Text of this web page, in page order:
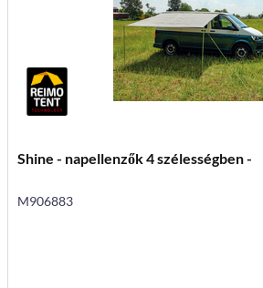
Shine - napellenzők 4 szélességben -
M906883